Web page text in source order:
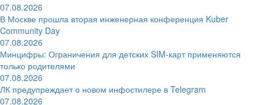
07.08.2026
В Москве прошла вторая инженерная конференция Kuber
Community Day
07.08.2026
Минцифры: Ограничения для детских SIM-карт применяются
только родителями
07.08.2026
ЛК предупреждает о новом инфостилере в Telegram
07.08.2026